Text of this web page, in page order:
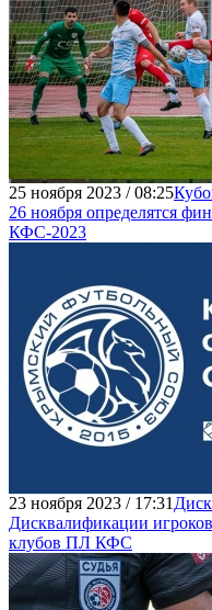
25 ноября 2023 / 08:25
26 ноября определятся
КФС-2023
23 ноября 2023 / 17:31
Дисквалификации
клубов ПЛ КФС